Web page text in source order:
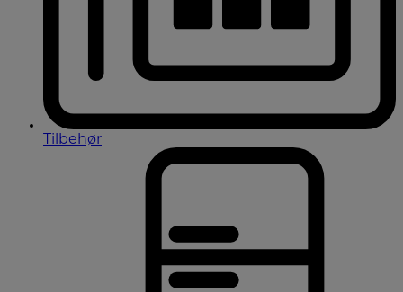
Tilbehør